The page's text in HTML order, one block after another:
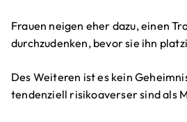
Frauen neigen eher dazu, einen
durchzudenken, bevor sie ihn
Des Weiteren ist es kein
tendenziell risikoaverser sind als